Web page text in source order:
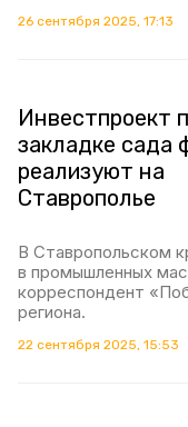
26 сентября 2025, 17:13
Инвестпроект
закладке сада
реализуют на
Ставрополье
В Ставропольском
в промышленных
корреспондент
региона.
22 сентября 2025, 15:53